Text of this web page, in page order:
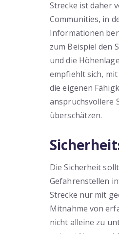
Strecke ist daher
Communities, in
Informationen
zum Beispiel den
und die
empfiehlt sich,
die eigenen
anspruchsvollere
überschätzen.
Die Sicherheit
Gefahrenstellen
Strecke nur mit
Mitnahme von
nicht alleine zu